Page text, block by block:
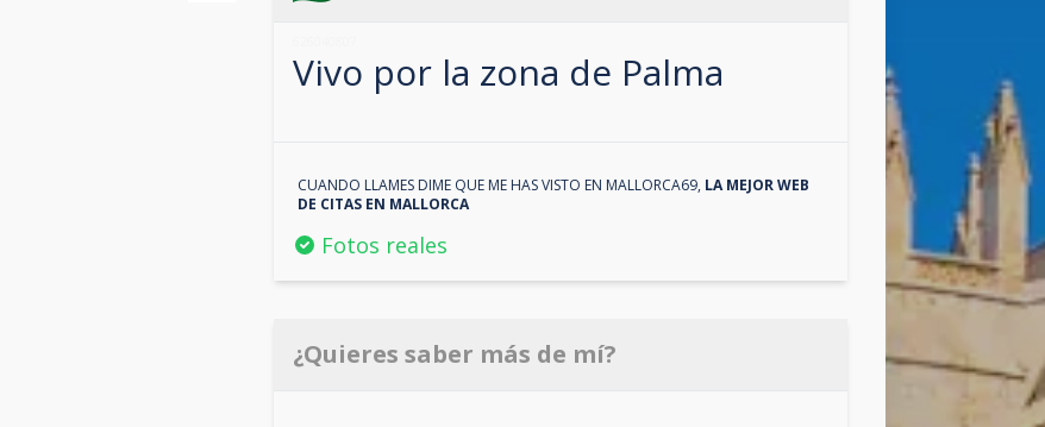
Vivo por la zona de Palma
CUANDO LLAMES DIME QUE ME HAS VISTO EN MALLORCA69, LA MEJOR WEB
DE CITAS EN MALLORCA
Fotos reales
¿Quieres saber más de mí?